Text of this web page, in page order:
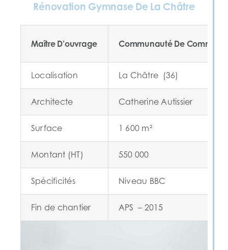
Rénovation Gymnase De La Châtre
Maître D’ouvrage Communauté De
Localisation La Châtre (36)
Architecte Catherine Autissier
Surface 1 600 m²
Montant (HT) 550 000
Spécificités Niveau BBC
Fin de chantier APS – 2015